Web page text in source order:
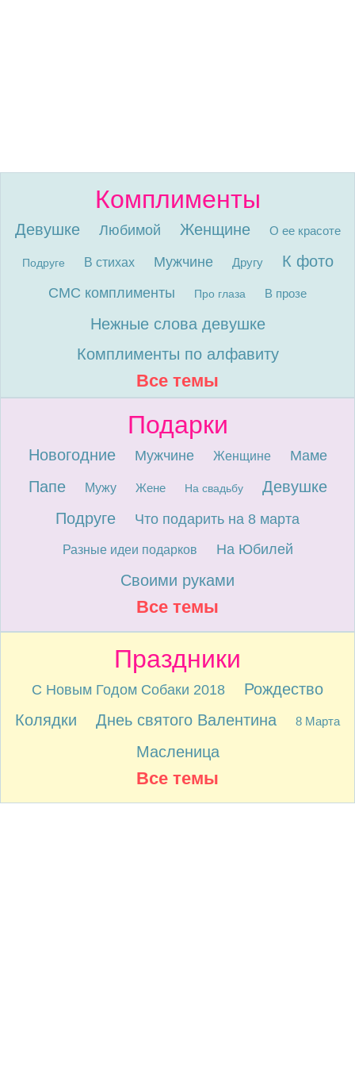
Комплименты
Девушке Любимой Женщине О ее красоте
Подруге В стихах Мужчине Другу К фото
СМС комплименты Про глаза В прозе
Нежные слова девушке
Комплименты по алфавиту
Все темы
Подарки
Новогодние Мужчине Женщине Маме
Папе Мужу Жене На свадьбу
Девушке
Подруге
Что подарить на 8 марта
Разные идеи подарков На Юбилей
Своими руками
Все темы
Праздники
С Новым Годом Собаки 2018
Рождество
Колядки
Днеь святого Валентина 8 Марта
Масленица
Все темы